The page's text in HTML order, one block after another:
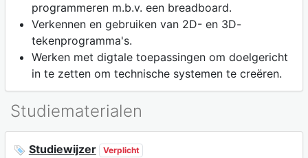
programmeren m.b.v. een breadboard.
Verkennen en gebruiken van 2D- en 3D-
tekenprogramma's.
Werken met digtale toepassingen om doelgericht
in te zetten om technische systemen te creëren.
Studiematerialen
Studiewijzer Verplicht